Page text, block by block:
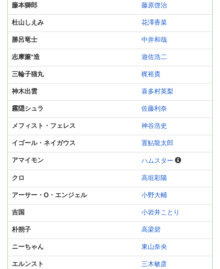
藤本獅郎 藤原啓治
杜山しえみ 花澤香菜
勝呂竜士 中井和哉
志摩簾*造 遊佐浩二
三輪子猫丸 梶裕貴
神木出雲 喜多村英梨
霧隠シュラ 佐藤利奈
メフィスト・フェレス 神谷浩史
イゴール・ネイガウス 置鮎龍太郎
アマイモン ハムスター
クロ 高垣彩陽
アーサー・O・エンジェル 小野大輔
吉国 小岩井ことり
朴朔子 高梁碧
ニーちゃん 東山奈央
エルンスト 三木敏彦